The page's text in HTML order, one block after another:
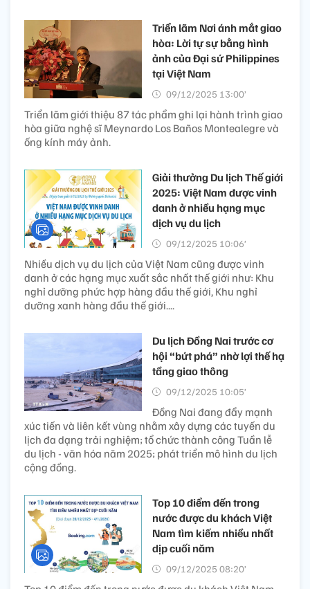
Triển lãm Nơi ánh mắt giao
hòa: Lời tự sự bằng hình
ảnh của Đại sứ Philippines
tại Việt Nam
09/12/2025 13:00’
Triển lãm giới thiệu 87 tác phẩm ghi lại hành trình giao
hòa giữa nghệ sĩ Meynardo Los Baños Montealegre và
ống kính máy ảnh.
Giải thưởng Du lịch Thế giới
2025: Việt Nam được vinh
danh ở nhiều hạng mục
dịch vụ du lịch
09/12/2025 10:06’
Nhiều dịch vụ du lịch của Việt Nam cũng được vinh
danh ở các hạng mục xuất sắc nhất thế giới như: Khu
nghỉ dưỡng phức hợp hàng đầu thế giới, Khu nghỉ
dưỡng xanh hàng đầu thế giới....
Du lịch Đồng Nai trước cơ
hội “bứt phá” nhờ lợi thế hạ
tầng giao thông
09/12/2025 10:05’
Đồng Nai đang đẩy mạnh
xúc tiến và liên kết vùng nhằm xây dựng các tuyến du
lịch đa dạng trải nghiệm; tổ chức thành công Tuần lễ
du lịch - văn hóa năm 2025; phát triển mô hình du lịch
cộng đồng.
Top 10 điểm đến trong
nước được du khách Việt
Nam tìm kiếm nhiều nhất
dịp cuối năm
09/12/2025 08:20’